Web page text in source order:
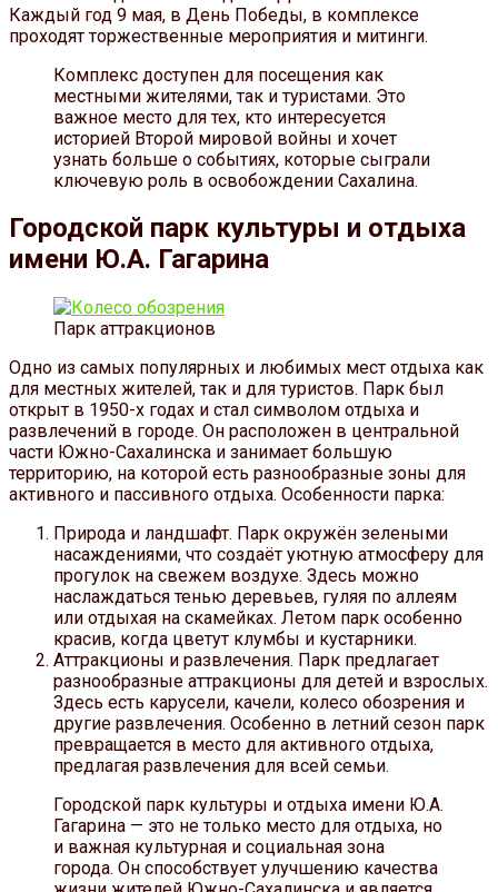
Каждый год 9 мая, в День Победы, в комплексе
проходят торжественные мероприятия и митинги.
Комплекс доступен для посещения как
местными жителями, так и туристами. Это
важное место для тех, кто интересуется
историей Второй мировой войны и хочет
узнать больше о событиях, которые сыграли
ключевую роль в освобождении Сахалина.
Городской парк культуры и отдыха
имени Ю.А. Гагарина
Парк аттракционов
Одно из самых популярных и любимых мест отдыха как
для местных жителей, так и для туристов. Парк был
открыт в 1950-х годах и стал символом отдыха и
развлечений в городе. Он расположен в центральной
части Южно-Сахалинска и занимает большую
территорию, на которой есть разнообразные зоны для
активного и пассивного отдыха. Особенности парка:
Природа и ландшафт. Парк окружён зелеными
насаждениями, что создаёт уютную атмосферу для
прогулок на свежем воздухе. Здесь можно
наслаждаться тенью деревьев, гуляя по аллеям
или отдыхая на скамейках. Летом парк особенно
красив, когда цветут клумбы и кустарники.
Аттракционы и развлечения. Парк предлагает
разнообразные аттракционы для детей и взрослых.
Здесь есть карусели, качели, колесо обозрения и
другие развлечения. Особенно в летний сезон парк
превращается в место для активного отдыха,
предлагая развлечения для всей семьи.
Городской парк культуры и отдыха имени Ю.А.
Гагарина — это не только место для отдыха, но
и важная культурная и социальная зона
города. Он способствует улучшению качества